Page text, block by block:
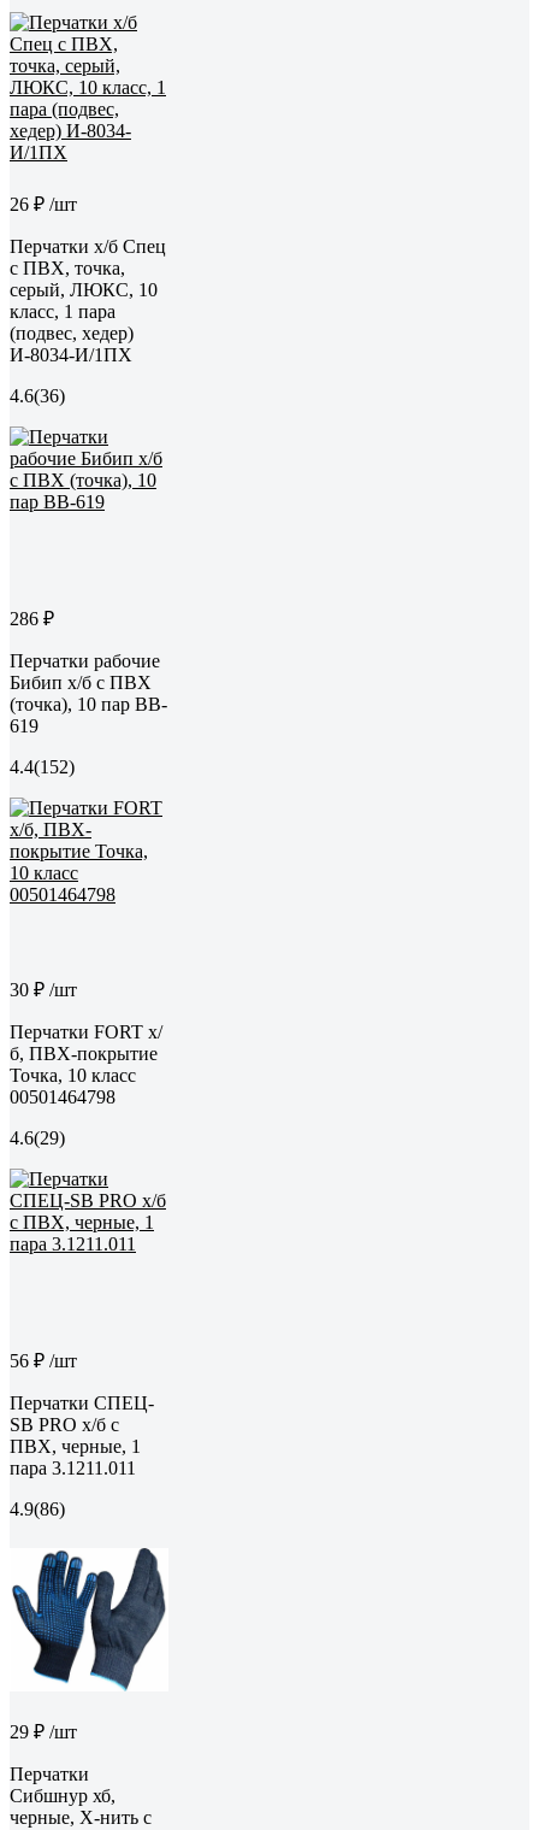
26 ₽ /шт
Перчатки х/б Спец
с ПВХ, точка,
серый, ЛЮКС, 10
класс, 1 пара
(подвес, хедер)
И-8034-И/1ПХ
4.6(36)
286 ₽
Перчатки рабочие
Бибип х/б с ПВХ
(точка), 10 пар BB-
619
4.4(152)
30 ₽ /шт
Перчатки FORT х/
б, ПВХ-покрытие
Точка, 10 класс
00501464798
4.6(29)
56 ₽ /шт
Перчатки СПЕЦ-
SB PRO х/б с
ПВХ, черные, 1
пара 3.1211.011
4.9(86)
29 ₽ /шт
Перчатки
Сибшнур хб,
черные, Х-нить с